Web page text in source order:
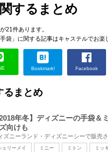
関するまとめ
21件あります。
袋」に関する記事はキャステルでお楽
Bookmark! Facebook
るまとめ
2018年冬】ディズニーの手袋
向けも
ェリーメイ ミニー ミトン ミッ